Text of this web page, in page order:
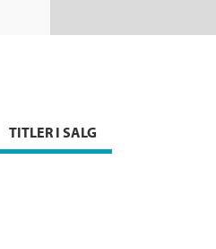
TITLER I SALG